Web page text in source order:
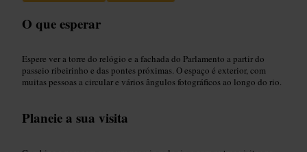
O que esperar
Espere ver a torre do relógio e a fachada do Parlamento a partir do
passeio ribeirinho e das pontes próximas. O espaço é exterior, com
muitas pessoas a circular e vários ângulos fotográficos ao longo do rio.
Planeie a sua visita